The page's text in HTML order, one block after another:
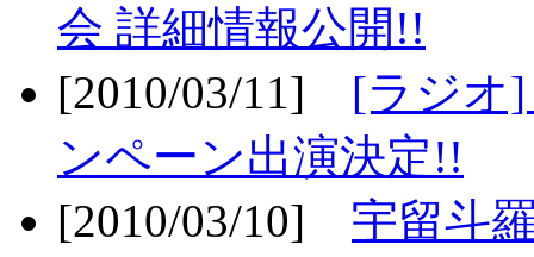
会 詳細情報公開!!
[2010/03/11] [ラジオ
ンペーン出演決定!!
[2010/03/10] 宇留斗